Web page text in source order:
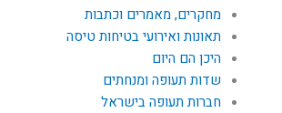
מחקרים, מאמרים וכתבות
תאונות ואירועי בטיחות טיסה
היכן הם היום
שדות תעופה ומנחתים
חברות תעופה בישראל